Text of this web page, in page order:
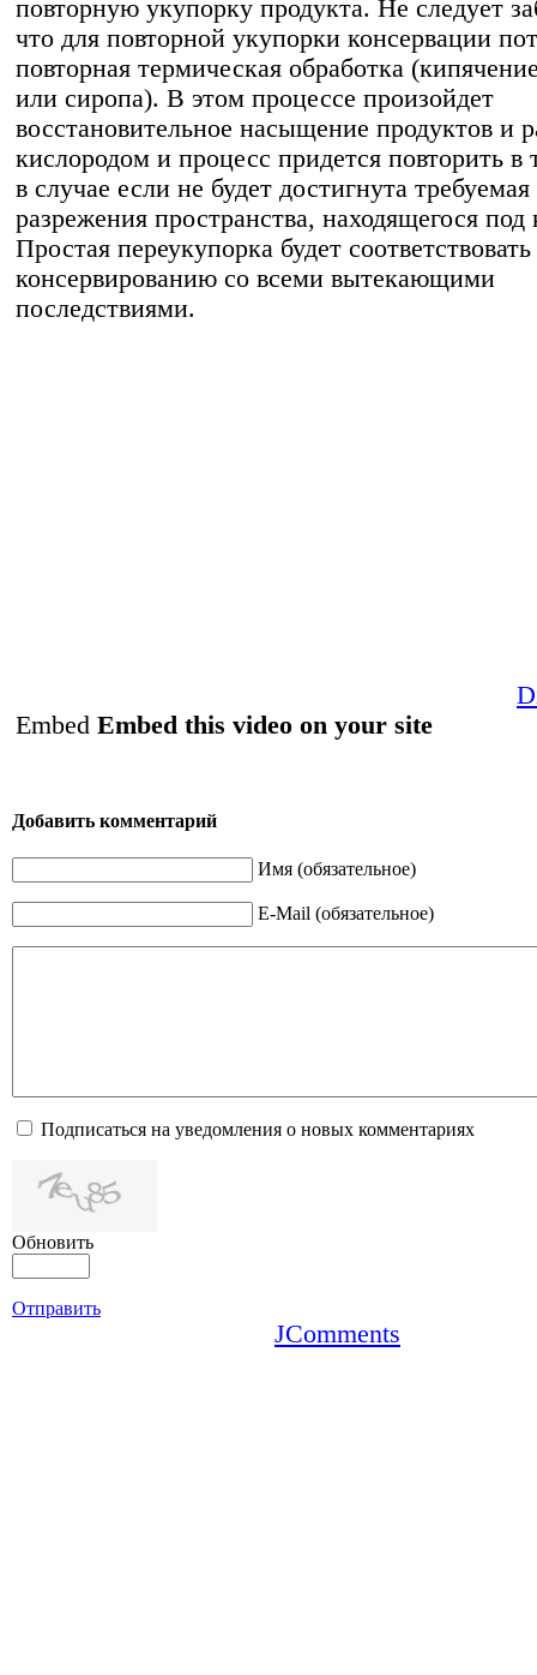
повторную укупорку продукта. Не следует
что для повторной укупорки консервации
повторная термическая обработка
или сиропа). В этом процессе произойдет
восстановительное насыщение продуктов и
кислородом и процесс придется повторить в
в случае если не будет достигнута требуемая
разрежения пространства, находящегося
Простая переукупорка будет
консервированию со всеми вытекающими
последствиями.
Embed Embed this video on your site
Добавить комментарий
Имя (обязательное)
E-Mail (обязательное)
Подписаться на уведомления о новых комментариях
Обновить
Отправить
JComments